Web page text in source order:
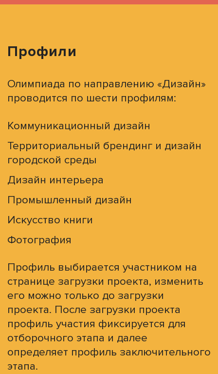
Профили
Олимпиада по направлению «Дизайн»
проводится по шести профилям:
Коммуникационный дизайн
Территориальный брендинг и дизайн
городской среды
Дизайн интерьера
Промышленный дизайн
Искусство книги
Фотография
Профиль выбирается участником на
странице загрузки проекта, изменить
его можно только до загрузки
проекта. После загрузки проекта
профиль участия фиксируется для
отборочного этапа и далее
определяет профиль заключительного
этапа.